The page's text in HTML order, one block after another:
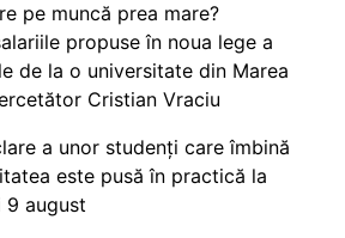
pe muncă prea mare?
propuse în noua lege a
de la o universitate din Marea
Cristian Vraciu
a unor studenți care îmbină
este pusă în practică la
9 august